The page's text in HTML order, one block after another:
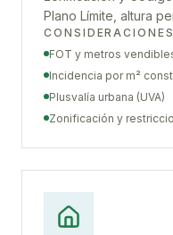
Plano Límite, altura
FOT y metros
Incidencia por m²
Plusvalía urbana (UVA)
Zonificación y